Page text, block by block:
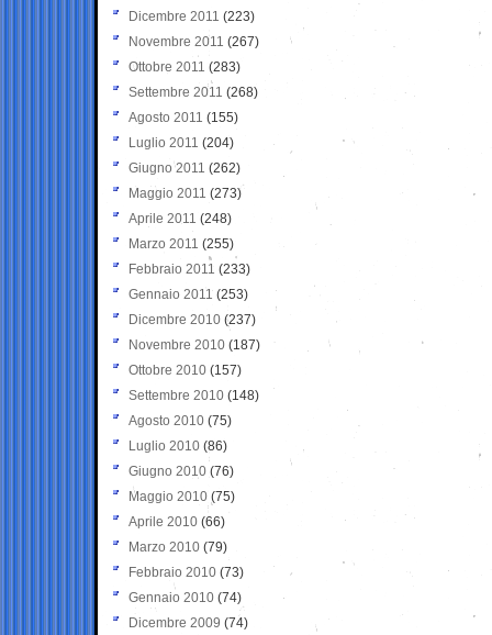
Dicembre 2011 (223)
Novembre 2011 (267)
Ottobre 2011 (283)
Settembre 2011 (268)
Agosto 2011 (155)
Luglio 2011 (204)
Giugno 2011 (262)
Maggio 2011 (273)
Aprile 2011 (248)
Marzo 2011 (255)
Febbraio 2011 (233)
Gennaio 2011 (253)
Dicembre 2010 (237)
Novembre 2010 (187)
Ottobre 2010 (157)
Settembre 2010 (148)
Agosto 2010 (75)
Luglio 2010 (86)
Giugno 2010 (76)
Maggio 2010 (75)
Aprile 2010 (66)
Marzo 2010 (79)
Febbraio 2010 (73)
Gennaio 2010 (74)
Dicembre 2009 (74)